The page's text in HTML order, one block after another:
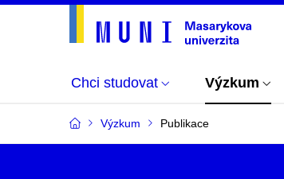
Chci studovat Výzkum
Výzkum Publikace